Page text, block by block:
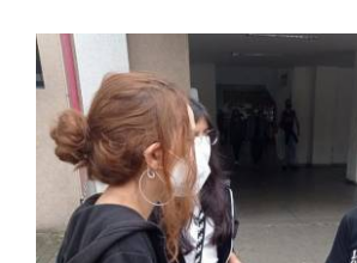
View
Larger
Image